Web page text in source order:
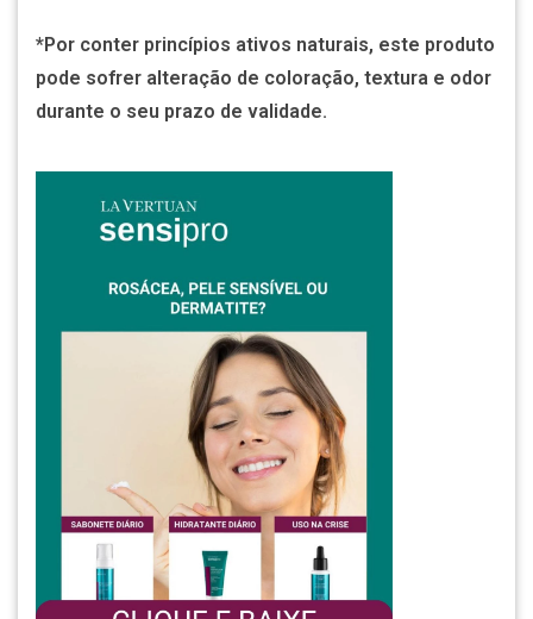
*Por conter princípios ativos naturais, este produto
pode sofrer alteração de coloração, textura e odor
durante o seu prazo de validade.